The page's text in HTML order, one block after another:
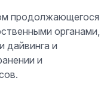
продолжающегося
органами,
дайвинга и
и